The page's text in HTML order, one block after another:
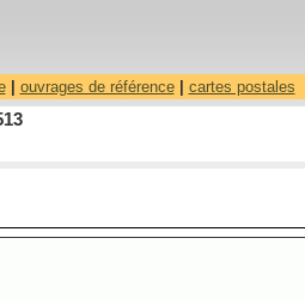
| ouvrages de référence| cartes postales